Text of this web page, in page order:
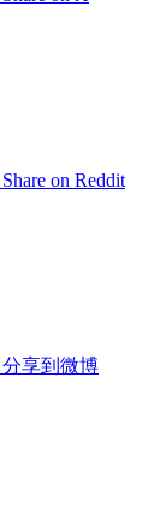
Share on Reddit
分享到微博